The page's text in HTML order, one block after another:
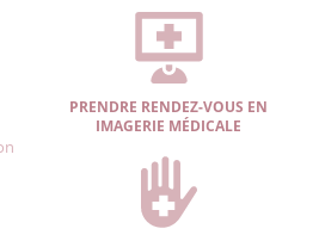
PRENDRE RENDEZ-VOUS EN
IMAGERIE MÉDICALE